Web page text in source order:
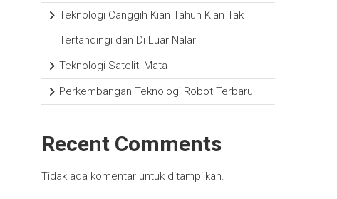
Teknologi Canggih Kian Tahun Kian Tak
Tertandingi dan Di Luar Nalar
Teknologi Satelit: Mata
Perkembangan Teknologi Robot Terbaru
Recent Comments
Tidak ada komentar untuk ditampilkan.